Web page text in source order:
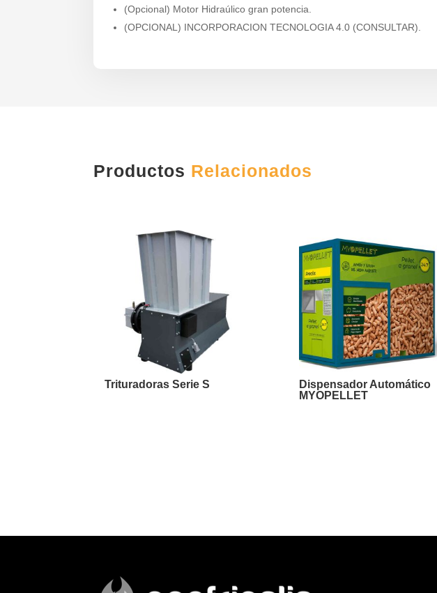
(Opcional) Motor Hidraúlico gran potencia.
(OPCIONAL) INCORPORACION TECNOLOGIA 4.0 (CONSULTAR).
Productos Relacionados
Trituradoras Serie S
Dispensador Automático
MYOPELLET